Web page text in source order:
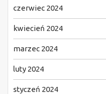
czerwiec 2024
kwiecień 2024
marzec 2024
luty 2024
styczeń 2024